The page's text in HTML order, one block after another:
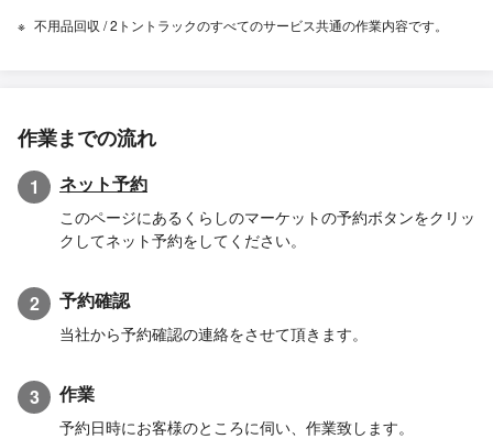
不用品回収 / 2トントラックのすべてのサービス共通の作業内容です。
作業までの流れ
1 ネット予約
このページにあるくらしのマーケットの予約ボタンをクリッ
クしてネット予約をしてください。
2 予約確認
当社から予約確認の連絡をさせて頂きます。
3 作業
予約日時にお客様のところに伺い、作業致します。